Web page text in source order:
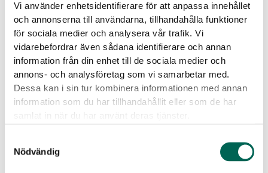
Vi använder enhetsidentifierare för att anpassa innehållet
och annonserna till användarna, tillhandahålla funktioner
för sociala medier och analysera vår trafik. Vi
vidarebefordrar även sådana identifierare och annan
information från din enhet till de sociala medier och
annons- och analysföretag som vi samarbetar med.
Dessa kan i sin tur kombinera informationen med annan
information som du har tillhandahållit eller som de har
samlat in när du har använt deras tjänster.
Nödvändig
-
Efeugirlande
Menge
+ ZUR LISTE HINZUFÜGEN
Herunterladbare Dateien